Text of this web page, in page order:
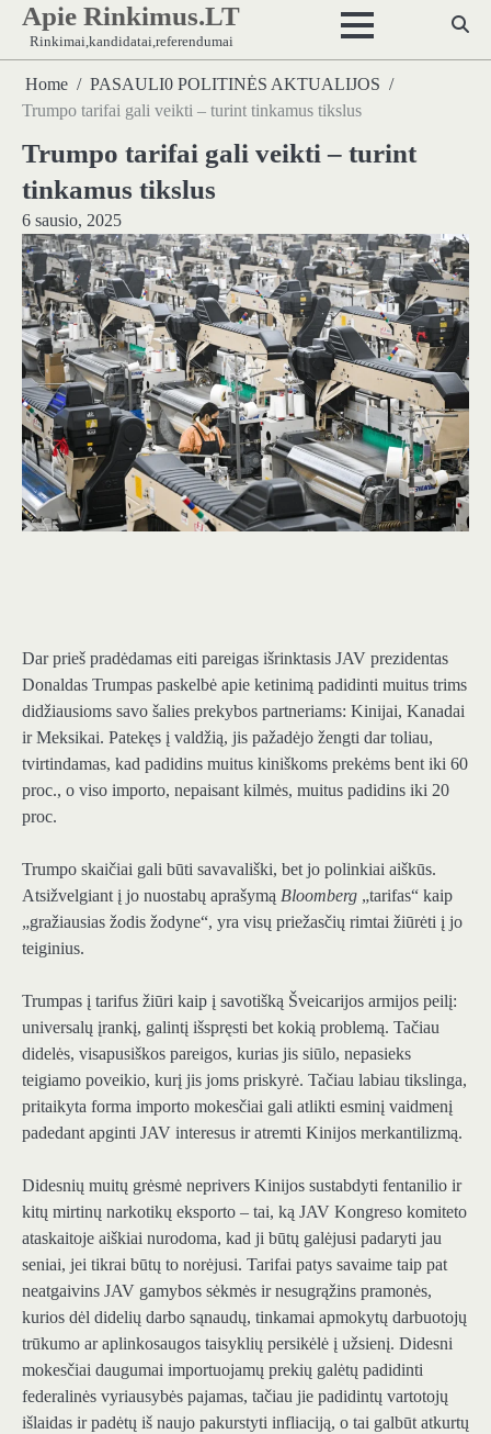
Skip
content
Apie Rinkimus.LT
Rinkimai,kandidatai,referendumai
Home
PASAULI0 POLITINĖS AKTUALIJOS
Trumpo tarifai gali veikti – turint tinkamus tikslus
Trumpo tarifai gali veikti – turint
tinkamus tikslus
6 sausio, 2025
Dar prieš pradėdamas eiti pareigas išrinktasis JAV prezidentas
Donaldas Trumpas paskelbė apie ketinimą padidinti muitus trims
didžiausioms savo šalies prekybos partneriams: Kinijai, Kanadai
ir Meksikai. Patekęs į valdžią, jis pažadėjo žengti dar toliau,
tvirtindamas, kad padidins muitus kiniškoms prekėms bent iki 60
proc., o viso importo, nepaisant kilmės, muitus padidins iki 20
proc.
Trumpo skaičiai gali būti savavališki, bet jo polinkiai aiškūs.
Atsižvelgiant į jo nuostabų aprašymą Bloomberg „tarifas“ kaip
„gražiausias žodis žodyne“, yra visų priežasčių rimtai žiūrėti į jo
teiginius.
Trumpas į tarifus žiūri kaip į savotišką Šveicarijos armijos peilį:
universalų įrankį, galintį išspręsti bet kokią problemą. Tačiau
didelės, visapusiškos pareigos, kurias jis siūlo, nepasieks
teigiamo poveikio, kurį jis joms priskyrė. Tačiau labiau tikslinga,
pritaikyta forma importo mokesčiai gali atlikti esminį vaidmenį
padedant apginti JAV interesus ir atremti Kinijos merkantilizmą.
Didesnių muitų grėsmė neprivers Kinijos sustabdyti fentanilio ir
kitų mirtinų narkotikų eksporto – tai, ką JAV Kongreso komiteto
ataskaitoje aiškiai nurodoma, kad ji būtų galėjusi padaryti jau
seniai, jei tikrai būtų to norėjusi. Tarifai patys savaime taip pat
neatgaivins JAV gamybos sėkmės ir nesugrąžins pramonės,
kurios dėl didelių darbo sąnaudų, tinkamai apmokytų darbuotojų
trūkumo ar aplinkosaugos taisyklių persikėlė į užsienį. Didesni
mokesčiai daugumai importuojamų prekių galėtų padidinti
federalinės vyriausybės pajamas, tačiau jie padidintų vartotojų
išlaidas ir padėtų iš naujo pakurstyti infliaciją, o tai galbūt atkurtų